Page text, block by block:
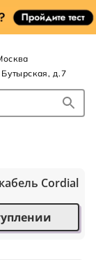
Бутырская, д.7
Cordial